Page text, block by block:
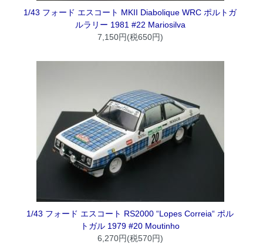
1/43 フォード エスコート MKII Diabolique WRC ポルトガ
ルラリー 1981 #22 Mariosilva
7,150円(税650円)
1/43 フォード エスコート RS2000 “Lopes Correia“ ポル
トガル 1979 #20 Moutinho
6,270円(税570円)